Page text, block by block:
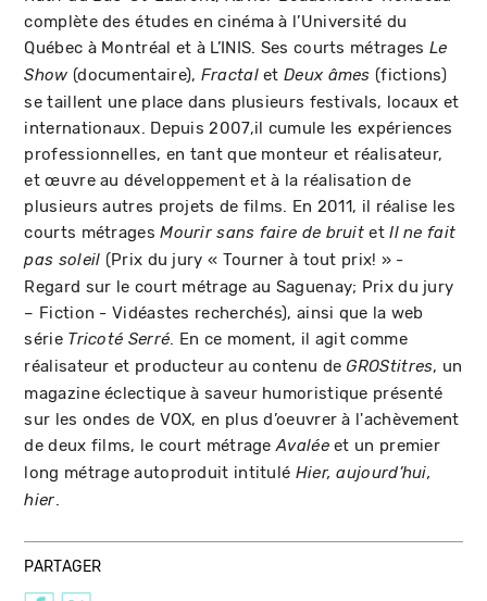
complète des études en cinéma à l’Université du
Québec à Montréal et à L’INIS. Ses courts métrages Le
Show (documentaire), FractaletDeux âmes (fictions)
se taillent une place dans plusieurs festivals, locaux et
internationaux. Depuis 2007,il cumule les expériences
professionnelles, en tant que monteur et réalisateur,
et œuvre au développement et à la réalisation de
plusieurs autres projets de films. En 2011, il réalise les
courts métragesMourir sans faire de bruit etIl ne fait
pas soleil (Prix du jury « Tourner à tout prix! » -
Regard sur le court métrage au Saguenay; Prix du jury
– Fiction - Vidéastes recherchés), ainsi que la web
série Tricoté Serré. En ce moment, il agit comme
réalisateur et producteur au contenu de GROStitres, un
magazine éclectique à saveur humoristique présenté
sur les ondes de VOX, en plus d’oeuvrer à l'achèvement
de deux films, le court métrageAvaléeet un premier
long métrage autoproduit intitulé Hier, aujourd’hui,
hier.
PARTAGER